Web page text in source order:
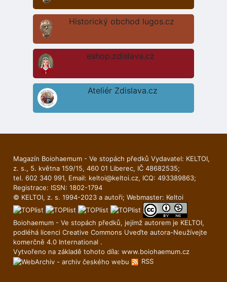
Historický obchod lugos.cz
eshop.zdislava.cz
Ateliér Zdislava.cz
Magazín Boiohaemum - Ve stopách předků Vydavatel: KELTOI,
z. s., 5. května 159/15, 460 01 Liberec, IČ 48682535;
tel. 602 340 991, Email: keltoi@keltoi.cz, ICQ: 493389863;
Registrace: ISSN: 1802-1794
© KELTOI, z. s. 1994-2023 a autoři; Webmaster: Keltoi
Boiohaemum - Ve stopách předků, jejímž autorem je KELTOI,
podléhá licenci Creative Commons Uveďte autora-Neuží­vejte
komerčně 4.0 International .
Vytvořeno na základě tohoto díla: www.boiohaemum.cz
RSS